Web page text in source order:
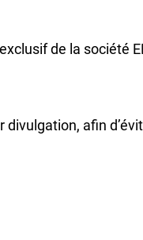
de la société
afin